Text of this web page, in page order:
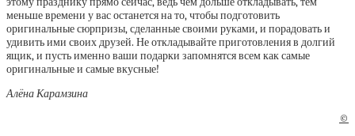
меньше времени у вас останется на то, чтобы подготовить
оригинальные сюрпризы, сделанные своими руками, и порадовать и
удивить ими своих друзей. Не откладывайте приготовления в долгий
ящик, и пусть именно ваши подарки запомнятся всем как самые
оригинальные и самые вкусные!
Алёна Карамзина
©